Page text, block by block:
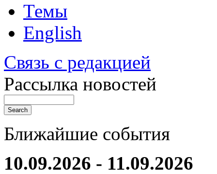
Темы
English
Связь с редакцией
Рассылка новостей
Ближайшие события
10.09.2026 - 11.09.2026